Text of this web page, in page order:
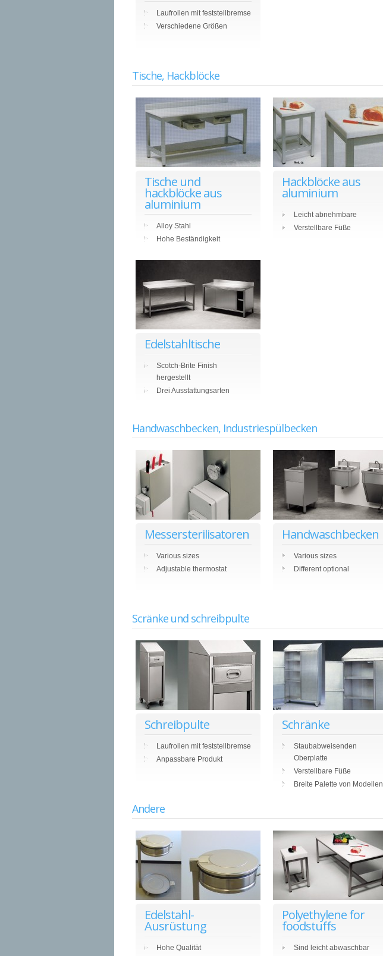
Laufrollen mit feststellbremse
Verschiedene Größen
Tische, Hackblöcke
Tische und
hackblöcke aus
aluminium
Alloy Stahl
Hohe Beständigkeit
Hackblöcke aus
aluminium
Leicht abnehmbare
Verstellbare Füße
Edelstahltische
Scotch-Brite Finish
hergestellt
Drei Ausstattungsarten
Handwaschbecken, Industriespülbecken
Messersterilisatoren
Various sizes
Adjustable thermostat
Handwaschbecken
Various sizes
Different optional
Scränke und schreibpulte
Schreibpulte
Laufrollen mit feststellbremse
Anpassbare Produkt
Schränke
Staubabweisenden
Oberplatte
Verstellbare Füße
Breite Palette von Modellen
Andere
Edelstahl-
Ausrüstung
Hohe Qualität
Polyethylene for
foodstuffs
Sind leicht abwaschbar